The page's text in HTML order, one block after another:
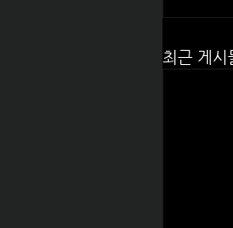
최근 게시